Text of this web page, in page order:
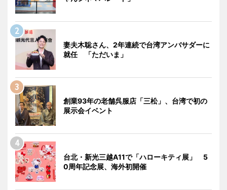
妻夫木聡さん、2年連続で台湾アンバサダーに
就任 「ただいま」
創業93年の老舗呉服店「三松」、台湾で初の
展示会イベント
台北・新光三越A11で「ハローキティ展」 5
0周年記念展、海外初開催